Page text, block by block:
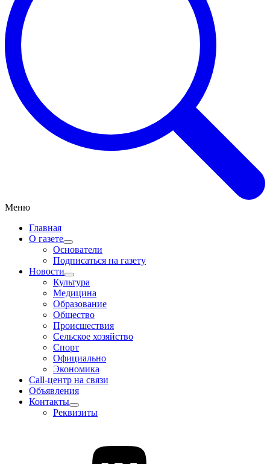
Меню
Главная
О газете
Основатели
Подписаться на газету
Новости
Культура
Медицина
Образование
Общество
Происшествия
Сельское хозяйство
Спорт
Официально
Экономика
Call-центр на связи
Объявления
Контакты
Реквизиты